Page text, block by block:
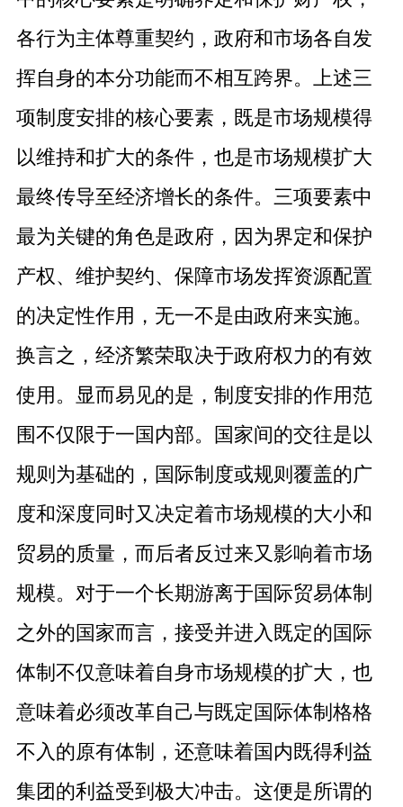
各行为主体尊重契约，政府和市场各自发
挥自身的本分功能而不相互跨界。上述三
项制度安排的核心要素，既是市场规模得
以维持和扩大的条件，也是市场规模扩大
最终传导至经济增长的条件。三项要素中
最为关键的角色是政府，因为界定和保护
产权、维护契约、保障市场发挥资源配置
的决定性作用，无一不是由政府来实施。
换言之，经济繁荣取决于政府权力的有效
使用。显而易见的是，制度安排的作用范
围不仅限于一国内部。国家间的交往是以
规则为基础的，国际制度或规则覆盖的广
度和深度同时又决定着市场规模的大小和
贸易的质量，而后者反过来又影响着市场
规模。对于一个长期游离于国际贸易体制
之外的国家而言，接受并进入既定的国际
体制不仅意味着自身市场规模的扩大，也
意味着必须改革自己与既定国际体制格格
不入的原有体制，还意味着国内既得利益
集团的利益受到极大冲击。这便是所谓的